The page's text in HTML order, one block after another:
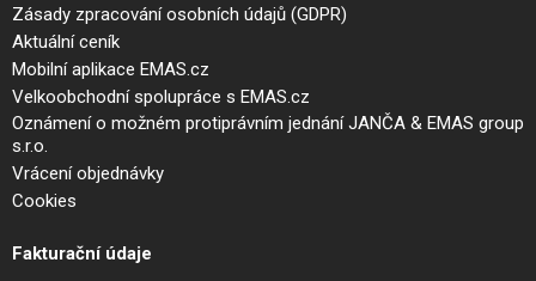
Zásady zpracování osobních údajů (GDPR)
Aktuální ceník
Mobilní aplikace EMAS.cz
Velkoobchodní spolupráce s EMAS.cz
Oznámení o možném protiprávním jednání JANČA & EMAS group
s.r.o.
Vrácení objednávky
Cookies
Fakturační údaje